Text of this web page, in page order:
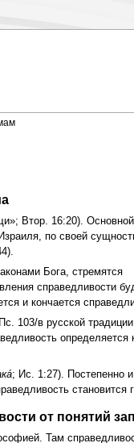
Втор. 16:20). Основной
по своей
Бога, стремятся
справедливости
и кончается
103/в русской
определяется
; Ис. 1:27). Постепенно
от понятий
Там